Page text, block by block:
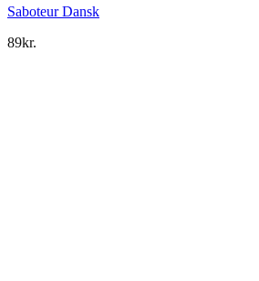
Saboteur Dansk
89kr.